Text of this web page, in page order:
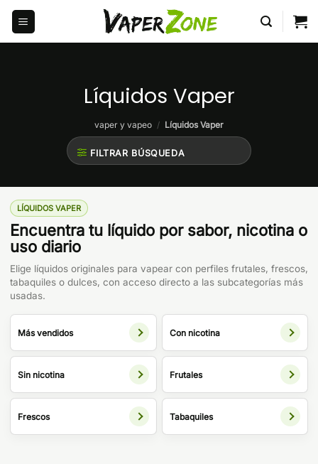
Saltar
contenido
Líquidos Vaper
vaper y vapeo / Líquidos Vaper
FILTRAR BÚSQUEDA
LÍQUIDOS VAPER
Encuentra tu líquido por sabor, nicotina o
uso diario
Elige líquidos originales para vapear con perfiles frutales, frescos,
tabaquiles o dulces, con acceso directo a las subcategorías más
usadas.
Más vendidos Con nicotina
Sin nicotina Frutales
Frescos Tabaquiles